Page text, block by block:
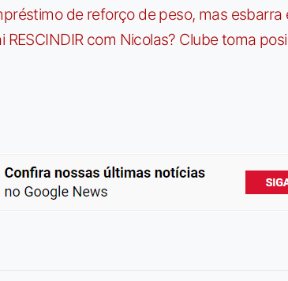
de reforço de peso, mas
RESCINDIR com Nicolas? Clube toma